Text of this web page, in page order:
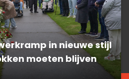
in nieuwe stijl
moeten blijven